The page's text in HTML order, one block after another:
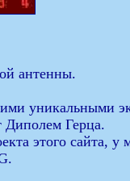
антенны.
уникальными
Диполем Герца.
этого сайта,